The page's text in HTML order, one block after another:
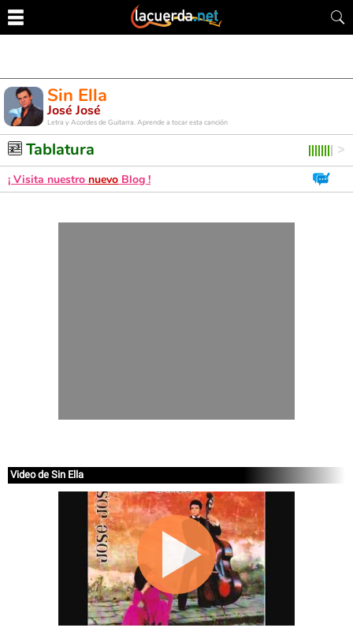
Sin Ella
José José
Letra y Acordes de Guitarra. Aprende a tocar esta canción
Tablatura
¡ Visita nuestro nuevo Blog !
Video de Sin Ella